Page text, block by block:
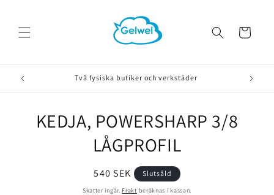
innehåll
Varukorg
Två fysiska butiker och verkstäder
vidare tillKEDJA, POWERSHARP 3/8
LÅGPROFIL
Ordinarie
pris
540 SEK Slutsåld
Skatter ingår. Frakt beräknas i kassan.